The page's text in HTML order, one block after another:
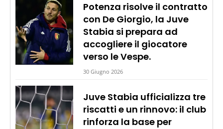
Potenza risolve il contratto
con De Giorgio, la Juve
Stabia si prepara ad
accogliere il giocatore
verso le Vespe.
30 Giugno 2026
Juve Stabia ufficializza tre
riscatti e un rinnovo: il club
rinforza la base per